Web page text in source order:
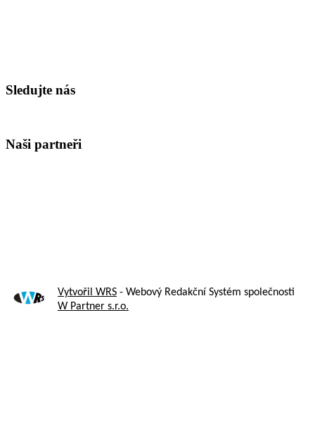
Sledujte nás
Naši partneři
Vytvořil WRS - Webový Redakční Systém společnosti
W Partner s.r.o.